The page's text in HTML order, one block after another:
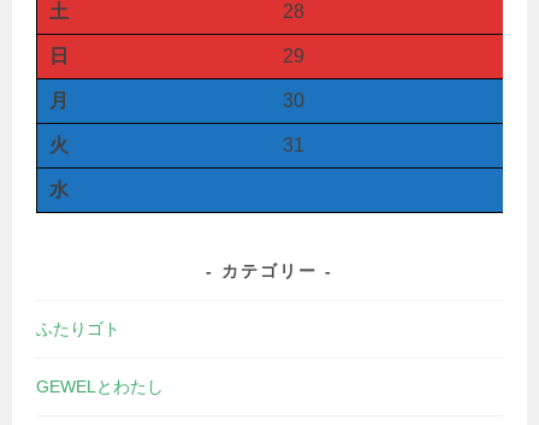
土 28
日 29
月 30
火 31
水
カテゴリー
ふたりゴト
GEWELとわたし